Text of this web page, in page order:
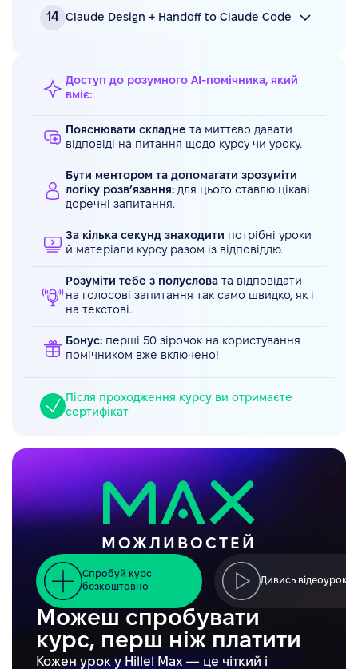
14 Claude Design + Handoff to Claude Code
Конспект
Доступ до розумного AI-помічника, який
вміє:
Пояснювати складне та миттєво давати
відповіді на питання щодо курсу чи уроку.
Бути ментором та допомагати зрозуміти
логіку розв’язання: для цього ставлю цікаві
доречні запитання.
За кілька секунд знаходити потрібні уроки
й матеріали курсу разом із відповіддю.
Розуміти тебе з полуслова та відповідати
на голосові запитання так само швидко, як і
на текстові.
Бонус: перші 50 зірочок на користування
помічником вже включено!
Після проходження курсу ви отримаєте
сертифікат
Можеш спробувати
курс, перш ніж платити
Кожен урок у Hillel Max — це чіткий і
МОЖЛИВОСТЕЙ
Спробуй курс
безкоштовно
Дивись відеоуроки